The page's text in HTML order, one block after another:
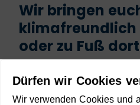
Wir bringen
klimafreundlich
oder zu Fuß
Start
Dürfen wir Cookies
Wir verwenden Cookies und